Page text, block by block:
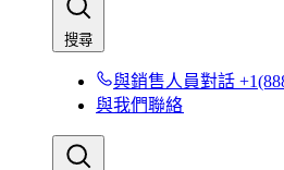
搜尋​​
與銷售人員對話
與我們聯絡​​